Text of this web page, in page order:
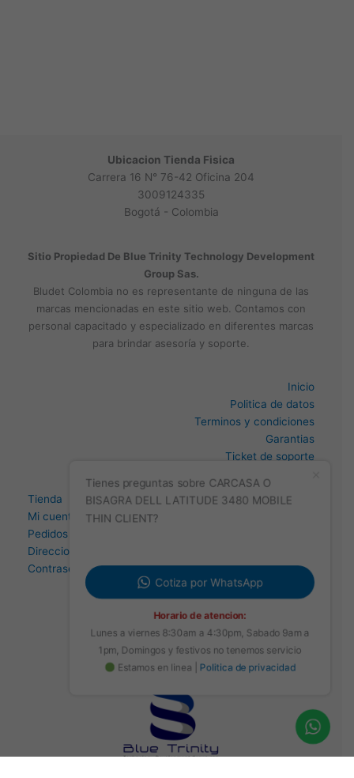
Ubicacion Tienda Fisica
Carrera 16 N° 76-42 Oficina 204
3009124335
Bogotá - Colombia
Sitio Propiedad De Blue Trinity Technology Development
Group Sas.
Bludet Colombia no es representante de ninguna de las
marcas mencionadas en este sitio web. Contamos con
personal capacitado y especializado en diferentes marcas
para brindar asesoría y soporte.
Inicio
Politica de datos
Terminos y condiciones
Garantias
Ticket de soporte
Tienda
Mi cuenta
Pedidos
Direccion
Contraseña perdida
Tienes preguntas sobre CARCASA O
BISAGRA DELL LATITUDE 3480 MOBILE
THIN CLIENT?
Cotiza por WhatsApp
Horario de atencion:
Lunes a viernes 8:30am a 4:30pm, Sabado 9am a
1pm, Domingos y festivos no tenemos servicio
Estamos en linea | Politica de privacidad